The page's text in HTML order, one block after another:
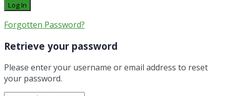
Forgotten Password?
Retrieve your password
Please enter your username or email address to reset
your password.